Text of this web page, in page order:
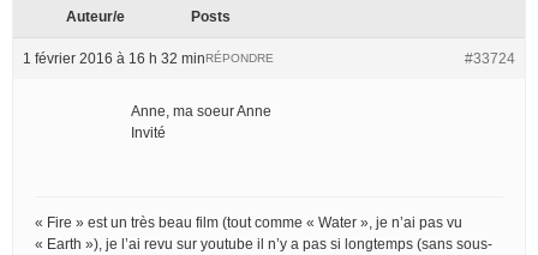
Auteur/e Posts
1 février 2016 à 16 h 32 min #33724
RÉPONDRE
Anne, ma soeur Anne
Invité
« Fire » est un très beau film (tout comme « Water », je n’ai pas vu
« Earth »), je l’ai revu sur youtube il n’y a pas si longtemps (sans sous-